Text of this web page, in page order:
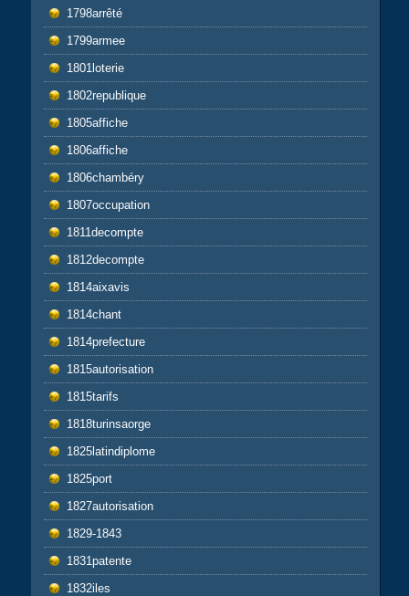
1798arrêté
1799armee
1801loterie
1802republique
1805affiche
1806affiche
1806chambéry
1807occupation
1811decompte
1812decompte
1814aixavis
1814chant
1814prefecture
1815autorisation
1815tarifs
1818turinsaorge
1825latindiplome
1825port
1827autorisation
1829-1843
1831patente
1832iles